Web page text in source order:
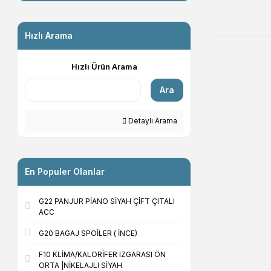
Hızlı Arama
Hızlı Ürün Arama
Ara
Detaylı Arama
En Populer Olanlar
G22 PANJUR PİANO SİYAH ÇİFT ÇITALI
ACC
G20 BAGAJ SPOİLER ( İNCE)
F10 KLİMA/KALORİFER IZGARASI ÖN
ORTA |NİKELAJLI SİYAH